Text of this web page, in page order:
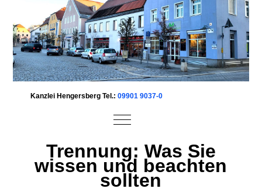
Kanzlei Hengersberg Tel.:09901 9037-0
Mobile Menu Toggle
Trennung: Was Sie
wissen und beachten
sollten